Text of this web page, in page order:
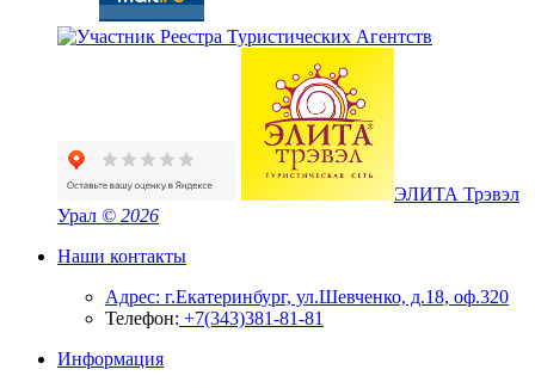
ЭЛИТА Трэвэл
Урал © 2026
Наши контакты
Адрес: г.Екатеринбург, ул.Шевченко, д.18, оф.320
Телефон: +7(343)381-81-81
Информация